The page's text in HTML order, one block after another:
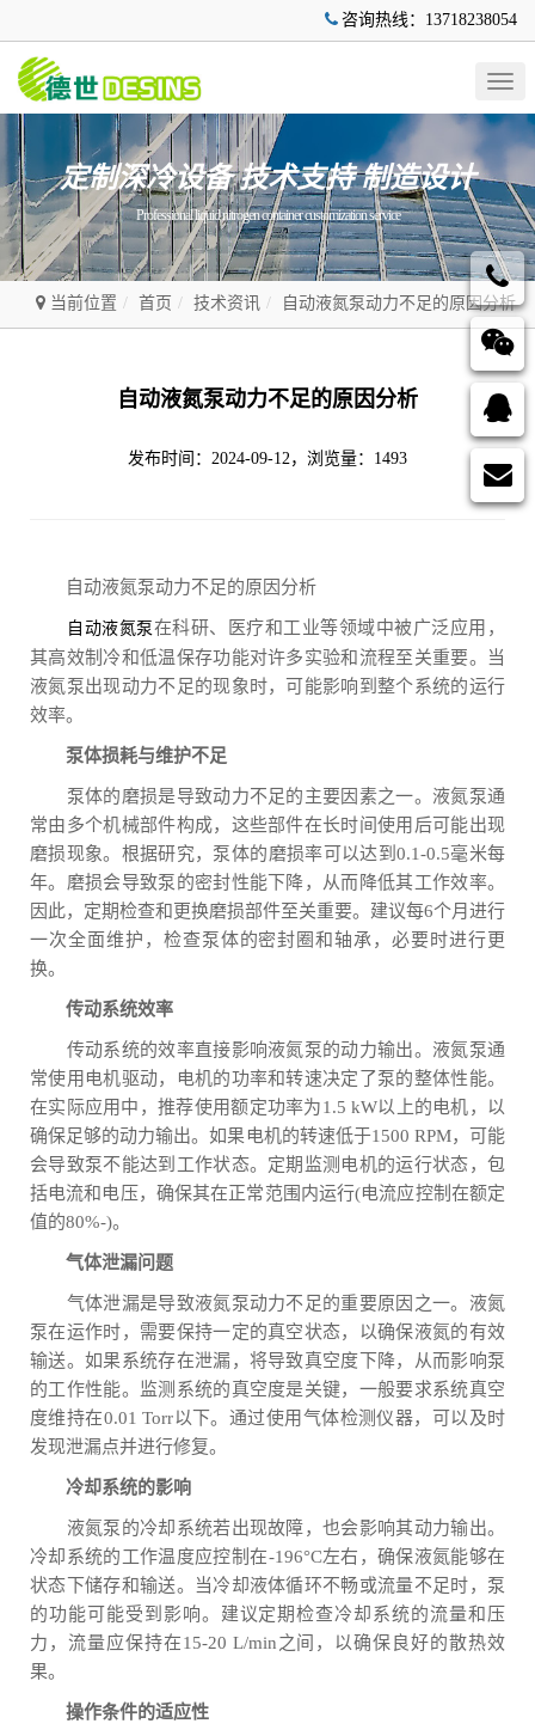
咨询热线：13718238054
定制深冷设备 技术支持 制造设计
Professional liquid nitrogen container customization service
当前位置 首页 技术资讯 自动液氮泵动力不足的原因分析
自动液氮泵动力不足的原因分析
发布时间：2024-09-12，浏览量：1493
自动液氮泵动力不足的原因分析
自动液氮泵 在科研、医疗和工业等领域中被广泛应用，
其高效制冷和低温保存功能对许多实验和流程至关重要。当
液氮泵出现动力不足的现象时，可能影响到整个系统的运行
效率。
泵体损耗与维护不足
泵体的磨损是导致动力不足的主要因素之一。液氮泵通
常由多个机械部件构成，这些部件在长时间使用后可能出现
磨损现象。根据研究，泵体的磨损率可以达到0.1-0.5毫米每
年。磨损会导致泵的密封性能下降，从而降低其工作效率。
因此，定期检查和更换磨损部件至关重要。建议每6个月进行
一次全面维护，检查泵体的密封圈和轴承，必要时进行更
换。
传动系统效率
传动系统的效率直接影响液氮泵的动力输出。液氮泵通
常使用电机驱动，电机的功率和转速决定了泵的整体性能。
在实际应用中，推荐使用额定功率为1.5 kW以上的电机，以
确保足够的动力输出。如果电机的转速低于1500 RPM，可能
会导致泵不能达到工作状态。定期监测电机的运行状态，包
括电流和电压，确保其在正常范围内运行(电流应控制在额定
值的80%-)。
气体泄漏问题
气体泄漏是导致液氮泵动力不足的重要原因之一。液氮
泵在运作时，需要保持一定的真空状态，以确保液氮的有效
输送。如果系统存在泄漏，将导致真空度下降，从而影响泵
的工作性能。监测系统的真空度是关键，一般要求系统真空
度维持在0.01 Torr以下。通过使用气体检测仪器，可以及时
发现泄漏点并进行修复。
冷却系统的影响
液氮泵的冷却系统若出现故障，也会影响其动力输出。
冷却系统的工作温度应控制在-196°C左右，确保液氮能够在
状态下储存和输送。当冷却液体循环不畅或流量不足时，泵
的功能可能受到影响。建议定期检查冷却系统的流量和压
力，流量应保持在15-20 L/min之间，以确保良好的散热效
果。
操作条件的适应性